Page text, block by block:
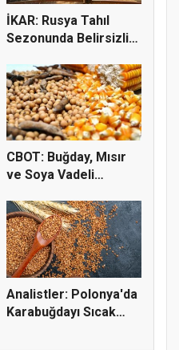
İKAR: Rusya Tahıl
Sezonunda Belirsizlik
CBOT: Buğday, Mısır
ve Soya Vadeli
Analistler: Polonya'da
Karabuğdayı Sıcak